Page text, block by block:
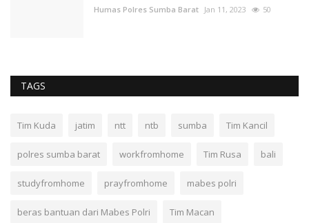
Humas Polres Sumba Barat Jan 11, 2023 50
TAGS
Tim Kuda jatim ntt ntb sumba Tim Kancil
polres sumba barat workfromhome Tim Rusa bali
studyfromhome prayfromhome mabes polri
beras bantuan dari Mabes Polri Tim Macan